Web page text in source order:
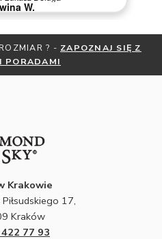
W.
? - ZAPOZNAJ SIĘ Z
PORADAMI
Krakowie
17,
Kraków
77 93